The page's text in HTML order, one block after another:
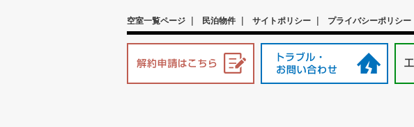
空室一覧ページ | 民泊物件 | サイトポリシー | プライバシーポリシー